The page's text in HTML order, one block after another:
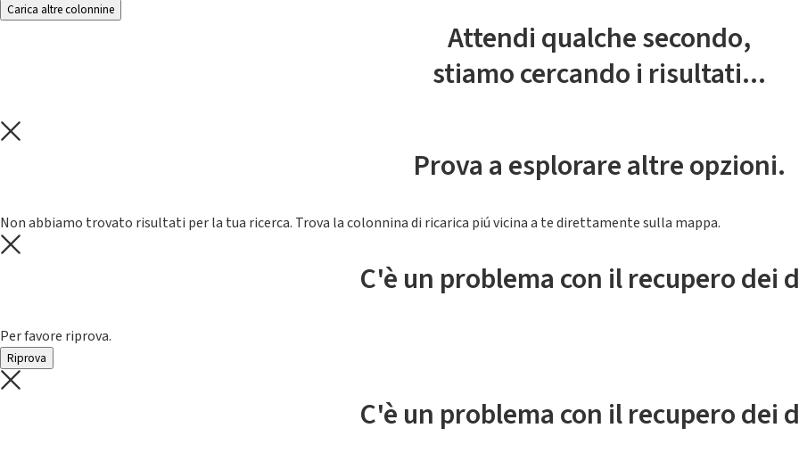
Carica altre colonnine
Attendi qualche secondo,
stiamo cercando i risultati...
Prova a esplorare altre opzioni.
Non abbiamo trovato risultati per la tua ricerca. Trova la colonnina di ricarica piú vicina a te direttamente sulla mappa.
C'è un problema con il recupero dei
Per favore riprova.
Riprova
C'è un problema con il recupero dei